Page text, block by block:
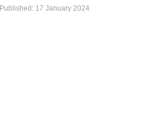
Published: 17 January 2024